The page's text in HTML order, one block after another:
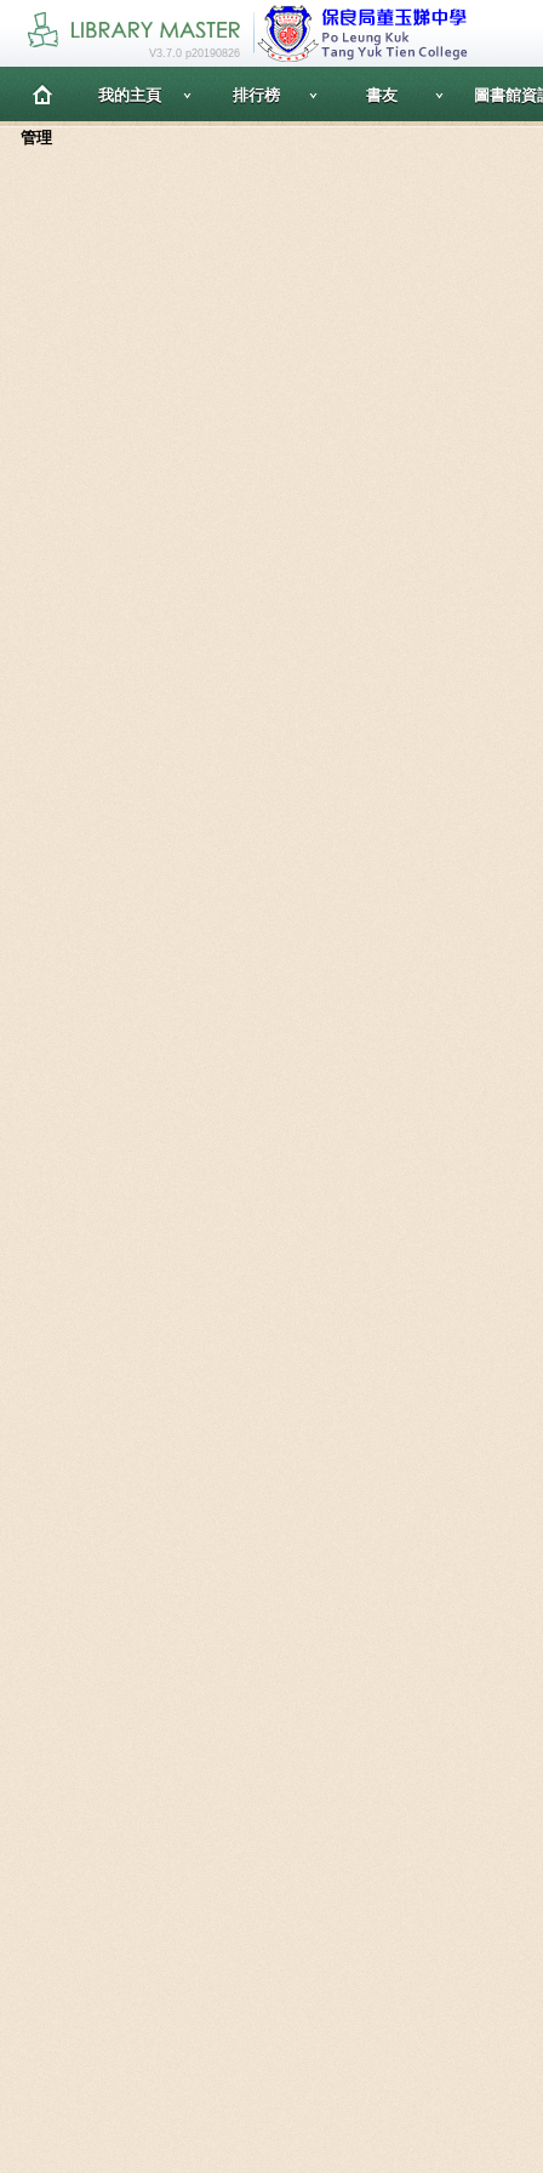
V3.7.0 p20190826
我的主頁 排行榜 書友 圖書館資
管理